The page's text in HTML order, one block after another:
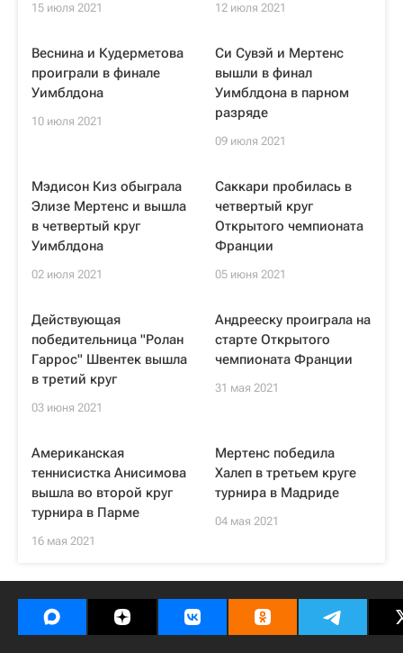
15 июля 2021 12 июля 2021
Веснина и Кудерметова
проиграли в финале
Уимблдона
10 июля 2021
Си Сувэй и Мертенс
вышли в финал
Уимблдона в парном
разряде
09 июля 2021
Мэдисон Киз обыграла
Элизе Мертенс и вышла
в четвертый круг
Уимблдона
02 июля 2021
Саккари пробилась в
четвертый круг
Открытого чемпионата
Франции
05 июня 2021
Действующая
победительница "Ролан
Гаррос" Швентек вышла
в третий круг
03 июня 2021
Андрееску проиграла на
старте Открытого
чемпионата Франции
31 мая 2021
Американская
теннисистка Анисимова
вышла во второй круг
турнира в Парме
16 мая 2021
Мертенс победила
Халеп в третьем круге
турнира в Мадриде
04 мая 2021